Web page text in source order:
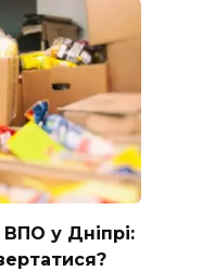
у Дніпрі: